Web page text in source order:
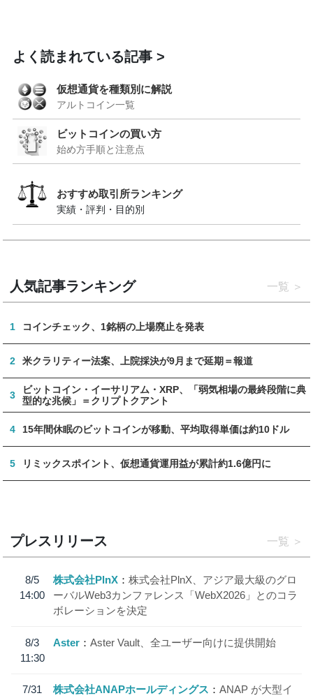
よく読まれている記事
仮想通貨を種類別に解説
アルトコイン一覧
ビットコインの買い方
始め方手順と注意点
おすすめ取引所ランキング
実績・評判・目的別
人気記事ランキング 一覧
1 コインチェック、1銘柄の上場廃止を発表
2 米クラリティー法案、上院採決が9月まで延期＝報道
3
ビットコイン・イーサリアム・XRP、「弱気相場の最終段階に典
型的な兆候」＝クリプトクアント
4 15年間休眠のビットコインが移動、平均取得単価は約10ドル
5 リミックスポイント、仮想通貨運用益が累計約1.6億円に
プレスリリース 一覧
8/5
14:00
株式会社PlnX
株式会社PlnX、アジア最大級のグロ
ーバルWeb3カンファレンス「WebX2026」とのコラ
ボレーションを決定
8/3
11:30
Aster Aster Vault、全ユーザー向けに提供開始
7/31
株式会社ANAPホールディングス
ANAP が大型イ